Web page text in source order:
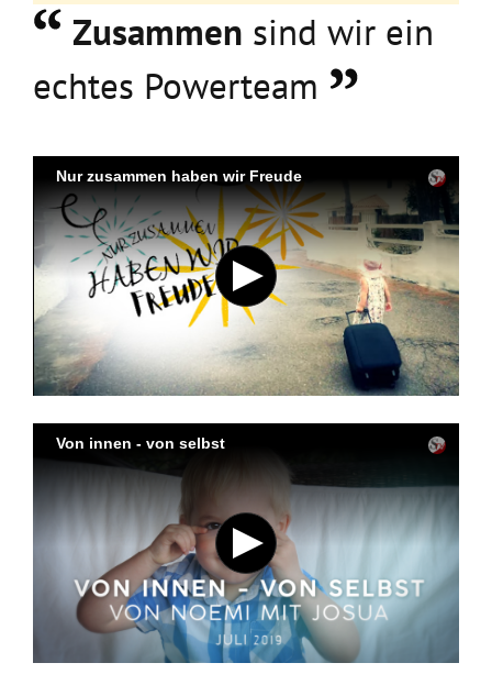
Zusammen sind wir ein
echtes Powerteam